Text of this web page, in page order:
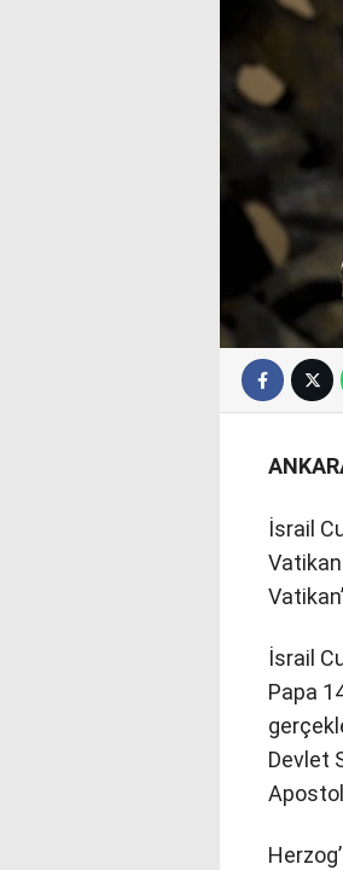
İsrail
İsrail
Papa
Devlet